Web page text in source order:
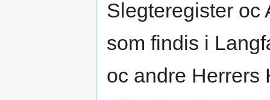
Slegteregister oc
som findis i
oc andre Herrers